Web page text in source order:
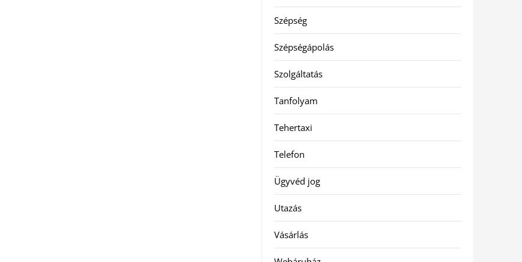
Szépség
Szépségápolás
Szolgáltatás
Tanfolyam
Tehertaxi
Telefon
Ügyvéd jog
Utazás
Vásárlás